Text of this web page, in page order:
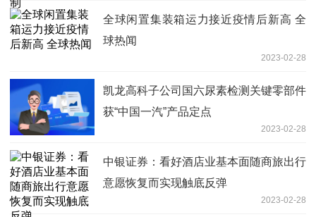
全球闲置集装箱运力接近疫情后新高 全
球热闻
2023-02-28
凯龙高科子公司国六尿素检测关键零部件
获“中国一汽”产品定点
2023-02-28
中银证券：看好酒店业基本面随商旅出行
意愿恢复而实现触底反弹
2023-02-28